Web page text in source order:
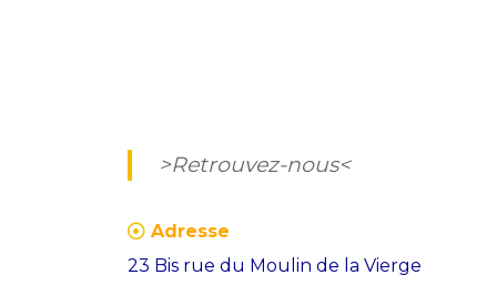
>Retrouvez-nous<
Adresse
23 Bis rue du Moulin de la Vierge